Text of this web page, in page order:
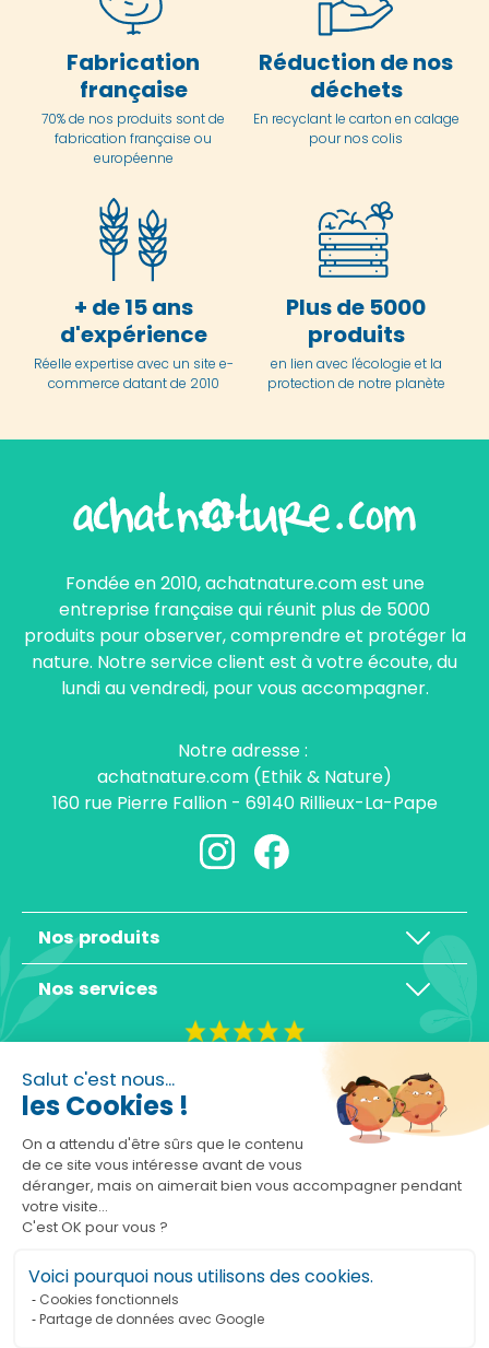
Salut c'est nous...
les Cookies !
On a attendu d'être sûrs que le contenu
de ce site vous intéresse avant de vous
déranger, mais on aimerait bien vous accompagner pendant
votre visite...
C'est OK pour vous ?
Voici pourquoi nous utilisons des cookies.
Cookies fonctionnels
Partage de données avec Google
Fabrication
française
70% de nos produits sont de
fabrication française ou
européenne
Réduction de nos
déchets
En recyclant le carton en calage
pour nos colis
+ de 15 ans
d'expérience
Réelle expertise avec un site e-
commerce datant de 2010
Plus de 5000
produits
en lien avec l'écologie et la
protection de notre planète
Fondée en 2010, achatnature.com est une
entreprise française qui réunit plus de 5000
produits pour observer, comprendre et protéger la
nature. Notre service client est à votre écoute, du
lundi au vendredi, pour vous accompagner.
Notre adresse :
achatnature.com (Ethik & Nature)
160 rue Pierre Fallion - 69140 Rillieux-La-Pape
Nos produits
Nos services